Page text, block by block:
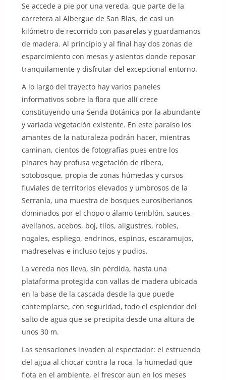
Se accede a pie por una vereda, que parte de la
carretera al Albergue de San Blas, de casi un
kilómetro de recorrido con pasarelas y guardamanos
de madera. Al principio y al final hay dos zonas de
esparcimiento con mesas y asientos donde reposar
tranquilamente y disfrutar del excepcional entorno.
A lo largo del trayecto hay varios paneles
informativos sobre la flora que allí crece
constituyendo una Senda Botánica por la abundante
y variada vegetación existente. En este paraíso los
amantes de la naturaleza podrán hacer, mientras
caminan, cientos de fotografías pues entre los
pinares hay profusa vegetación de ribera,
sotobosque, propia de zonas húmedas y cursos
fluviales de territorios elevados y umbrosos de la
Serranía, una muestra de bosques eurosiberianos
dominados por el chopo o álamo temblón, sauces,
avellanos, acebos, boj, tilos, aligustres, robles,
nogales, espliego, endrinos, espinos, escaramujos,
madreselvas e incluso tejos y pudios.
La vereda nos lleva, sin pérdida, hasta una
plataforma protegida con vallas de madera ubicada
en la base de la cascada desde la que puede
contemplarse, con seguridad, todo el esplendor del
salto de agua que se precipita desde una altura de
unos 30 m.
Las sensaciones invaden al espectador: el estruendo
del agua al chocar contra la roca, la humedad que
flota en el ambiente, el frescor aun en los meses